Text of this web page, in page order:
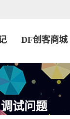
DF创客商城
试问题